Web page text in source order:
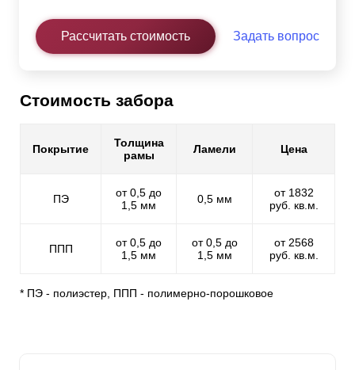
Рассчитать стоимость Задать вопрос
Стоимость забора
Покрытие
Толщина
рамы
Ламели Цена
ПЭ
от 0,5 до
1,5 мм
0,5 мм
от 1832
руб. кв.м.
ППП
от 0,5 до
1,5 мм
от 0,5 до
1,5 мм
от 2568
руб. кв.м.
* ПЭ - полиэстер, ППП - полимерно-порошковое